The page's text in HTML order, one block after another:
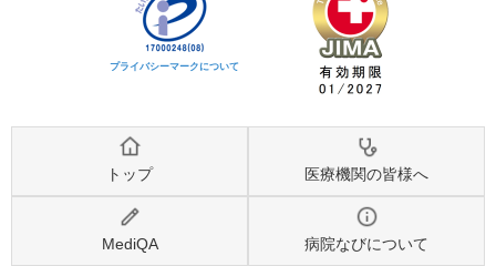
プライバシーマークについて
トップ 医療機関の皆様へ
MediQA 病院なびについて